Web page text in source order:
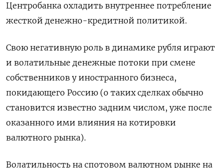
Центробанка охладить внутреннее потребление
жесткой денежно-кредитной политикой.
Свою негативную роль в динамике рубля играют
и волатильные денежные потоки при смене
собственников у иностранного бизнеса,
покидающего Россию (о таких сделках обычно
становится известно задним числом, уже после
оказанного ими влияния на котировки
валютного рынка).
Волатильность на спотовом валютном рынке на